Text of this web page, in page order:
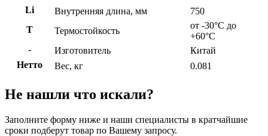
Li
Внутренняя длина, мм
750
Т
Термостойкость
от -30°C до
+60°C
-
Изготовитель
Китай
Нетто
Вес, кг 0.081
Не нашли что искали?
Заполните форму ниже и наши специалисты в кратчайшие
сроки подберут товар по Вашему запросу.